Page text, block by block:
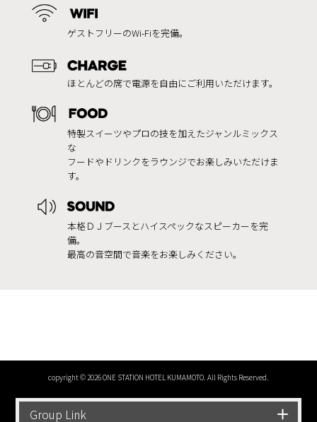
ゲストフリーのWi-Fiを完備。
ほとんどの席で電源を自由にご利用いただけます。
特製スイーツやプロの技を加えたジャンルミックス
な
フードやドリンクをラウンジでお楽しみいただけま
す。
本格ＤＪブースとハイスペックなスピーカーを完
備。
最高の音空間で音楽をお楽しみください。
copyright © 2026 ONE STATION HOTEL KUMAMOTO. All Rights Reserved.
Group Link